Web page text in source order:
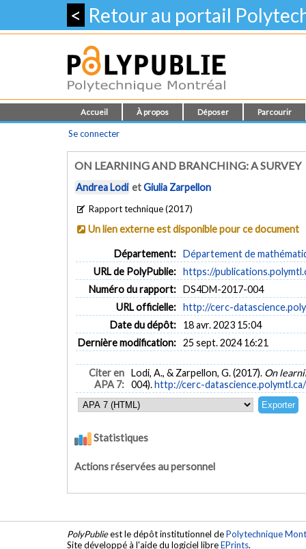
< Retour au portail
Accueil À propos Déposer Parcourir
Se connecter
ON LEARNING AND BRANCHING: A SURVEY
Andrea Lodi etGiulia Zarpellon
Rapport technique (2017)
Un lien externe est disponible pour ce document
Département: Département de
URL de PolyPublie: https://
Numéro du rapport: DS4DM-2017-004
URL officielle: http://cerc-
Date du dépôt:
18 avr. 2023 15:04
Dernière modification: 25 sept. 2024 16:21
Citer en
APA 7:
Lodi, A., & Zarpellon, G. (2017). On
004).http://cerc-
Statistiques
Actions réservées au personnel
PolyPublieest le dépôt institutionnel dePolytechnique
Site développé à l'aide du logiciel libreEPrints.